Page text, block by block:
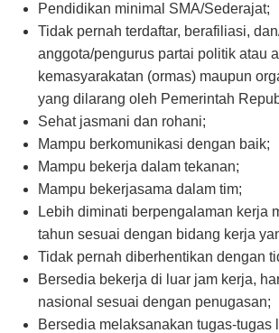
Pendidikan minimal SMA/Sederajat;
Tidak pernah terdaftar, berafiliasi,
anggota/pengurus partai politik atau
kemasyarakatan (ormas) maupun
yang dilarang oleh Pemerintah
Sehat jasmani dan rohani;
Mampu berkomunikasi dengan baik;
Mampu bekerja dalam tekanan;
Mampu bekerjasama dalam tim;
Lebih diminati berpengalaman kerja
tahun sesuai dengan bidang kerja
Tidak pernah diberhentikan dengan
Bersedia bekerja di luar jam kerja,
nasional sesuai dengan penugasan;
Bersedia melaksanakan tugas-tugas